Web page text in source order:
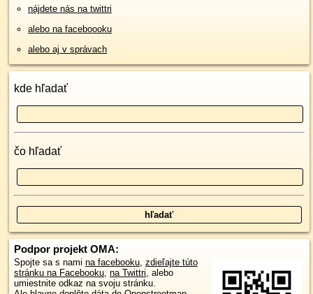
nájdete nás na twittri
alebo na faceboooku
alebo aj v správach
kde hľadať
čo hľadať
Podpor projekt OMA:
Spojte sa s nami na facebooku, zdieľajte túto
stránku na Facebooku, na Twittri, alebo
umiestnite odkaz na svoju stránku.